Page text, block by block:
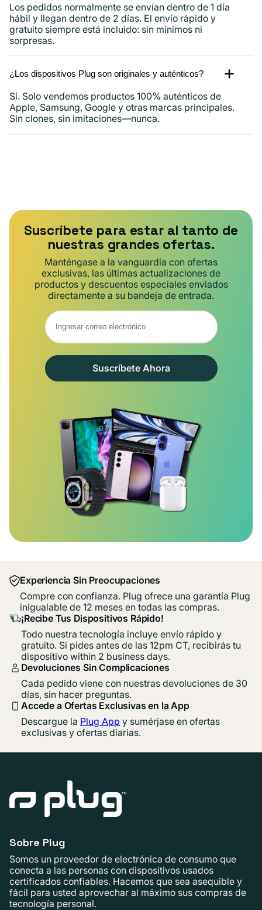
Los pedidos normalmente se envían dentro de 1 día
hábil y llegan dentro de 2 días. El envío rápido y
gratuito siempre está incluido: sin mínimos ni
sorpresas.
¿Los dispositivos Plug son originales y auténticos?
Sí. Solo vendemos productos 100% auténticos de
Apple, Samsung, Google y otras marcas principales.
Sin clones, sin imitaciones—nunca.
Suscríbete para estar al tanto de
nuestras grandes ofertas.
Manténgase a la vanguardia con ofertas
exclusivas, las últimas actualizaciones de
productos y descuentos especiales enviados
directamente a su bandeja de entrada.
Suscríbete Ahora
Experiencia Sin Preocupaciones
Compre con confianza. Plug ofrece una garantía Plug
inigualable de 12 meses en todas las compras.
¡Recibe Tus Dispositivos Rápido!
Todo nuestra tecnología incluye envío rápido y
gratuito. Si pides antes de las 12pm CT, recibirás tu
dispositivo within 2 business days.
Devoluciones Sin Complicaciones
Cada pedido viene con nuestras devoluciones de 30
días, sin hacer preguntas.
Accede a Ofertas Exclusivas en la App
Descargue la Plug App y sumérjase en ofertas
exclusivas y ofertas diarias.
Sobre Plug
Somos un proveedor de electrónica de consumo que
conecta a las personas con dispositivos usados ​​
certificados confiables. Hacemos que sea asequible y
fácil para usted aprovechar al máximo sus compras de
tecnología personal.